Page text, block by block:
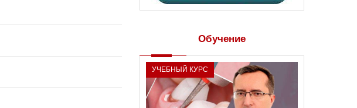
Обучение
УЧЕБНЫЙ КУРС